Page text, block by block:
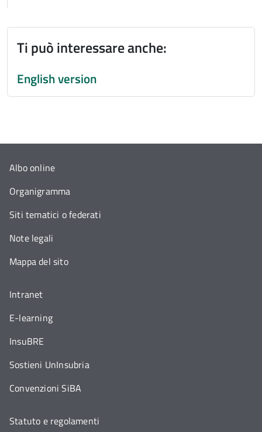
Ti può interessare anche:
English version
Albo online
Organigramma
Siti tematici o federati
Note legali
Mappa del sito
Intranet
E-learning
InsuBRE
Sostieni UnInsubria
Convenzioni SiBA
Statuto e regolamenti